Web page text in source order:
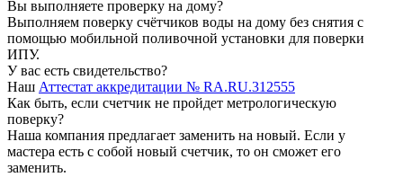
Вы выполняете проверку на дому?
Выполняем поверку счётчиков воды на дому без снятия с
помощью мобильной поливочной установки для поверки
ИПУ.
У вас есть свидетельство?
Наш Аттестат аккредитации № RA.RU.312555
Как быть, если счетчик не пройдет метрологическую
поверку?
Наша компания предлагает заменить на новый. Если у
мастера есть с собой новый счетчик, то он сможет его
заменить.